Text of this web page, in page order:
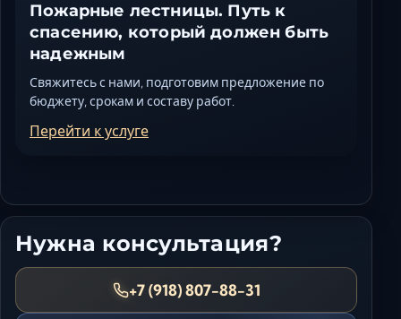
Пожарные лестницы. Путь к
спасению, который должен быть
надежным
Свяжитесь с нами, подготовим предложение по
бюджету, срокам и составу работ.
Перейти к услуге
Нужна консультация?
+7 (918) 807-88-31